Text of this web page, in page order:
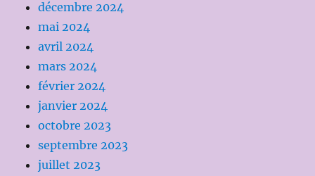
décembre 2024
mai 2024
avril 2024
mars 2024
février 2024
janvier 2024
octobre 2023
septembre 2023
juillet 2023